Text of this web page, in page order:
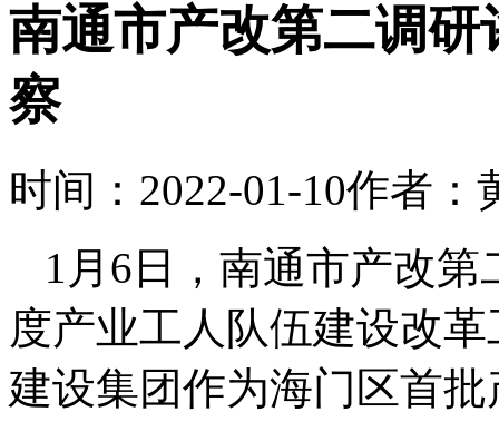
南通市产改第二调
察
时间：2022-01-10作者：
1月6日，南通市产改
度产业工人队伍建设改
建设集团作为海门区首